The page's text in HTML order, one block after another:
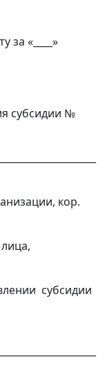
за «____»
субсидии №
кор.
субсидии